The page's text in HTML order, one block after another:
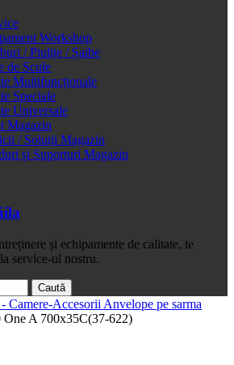
Workshop
/ Piulițe / Șaibe
de Scule
Multifuncționale
Speciale
Universale
Magazin
/ Soluții Magazin
și Suporturi Magazin
și echipamente de calitate, te
service-ul nostru.
Caută
Camere-Accesorii Anvelope pe sarma
A 700x35C(37-622)